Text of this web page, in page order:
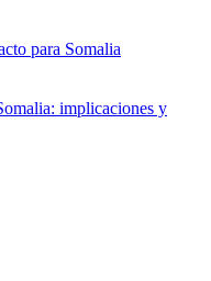
para Somalia
implicaciones y